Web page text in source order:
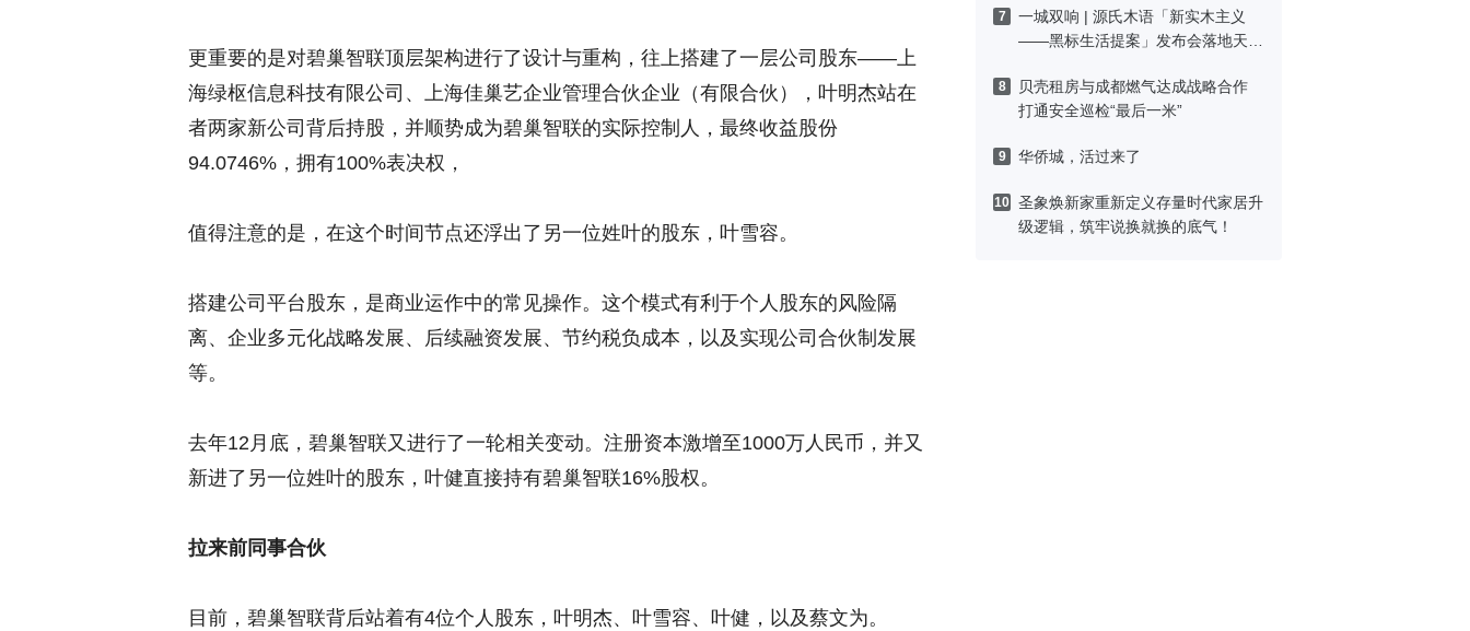
7
一城双响 | 源氏木语「新实木主义
——黑标生活提案」发布会落地天
8
贝壳租房与成都燃气达成战略合作
打通安全巡检“最后一米”
9 华侨城，活过来了
10 圣象焕新家重新定义存量时代家居升
级逻辑，筑牢说换就换的底气！
更重要的是对碧巢智联顶层架构进行了设计与重构，往上搭建了一层公司股东——上
海绿枢信息科技有限公司、上海佳巢艺企业管理合伙企业（有限合伙），叶明杰站在
者两家新公司背后持股，并顺势成为碧巢智联的实际控制人，最终收益股份
94.0746%，拥有100%表决权，
值得注意的是，在这个时间节点还浮出了另一位姓叶的股东，叶雪容。
搭建公司平台股东，是商业运作中的常见操作。这个模式有利于个人股东的风险隔
离、企业多元化战略发展、后续融资发展、节约税负成本，以及实现公司合伙制发展
等。
去年12月底，碧巢智联又进行了一轮相关变动。注册资本激增至1000万人民币，并又
新进了另一位姓叶的股东，叶健直接持有碧巢智联16%股权。
拉来前同事合伙
目前，碧巢智联背后站着有4位个人股东，叶明杰、叶雪容、叶健，以及蔡文为。